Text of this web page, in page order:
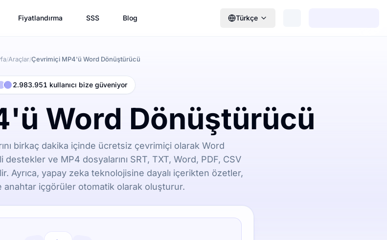
Fiyatlandırma SSS Blog Türkçe
/Araçlar/Çevrimiçi MP4'ü Word Dönüştürücü
2.983.951 kullanıcı bize güveniyor
Word Dönüştürücü
birkaç dakika içinde ücretsiz çevrimiçi olarak Word
ve MP4 dosyalarını SRT, TXT, Word, PDF, CSV
Ayrıca, yapay zeka teknolojisine dayalı içerikten özetler,
anahtar içgörüler otomatik olarak oluşturur.